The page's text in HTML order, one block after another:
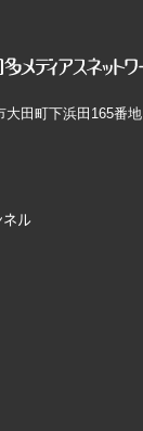
大田町下浜田165番地
ネル